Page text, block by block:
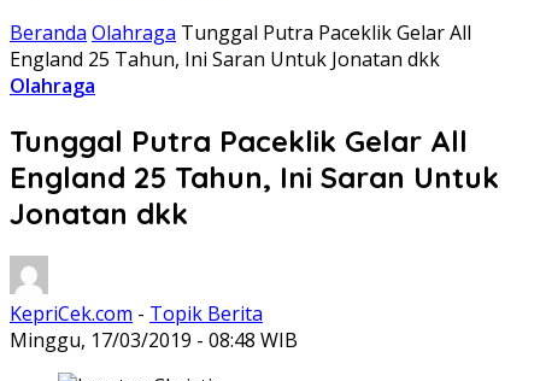
Beranda Olahraga Tunggal Putra Paceklik Gelar All
England 25 Tahun, Ini Saran Untuk Jonatan dkk
Olahraga
Tunggal Putra Paceklik Gelar All
England 25 Tahun, Ini Saran Untuk
Jonatan dkk
KepriCek.com - Topik Berita
Minggu, 17/03/2019 - 08:48 WIB